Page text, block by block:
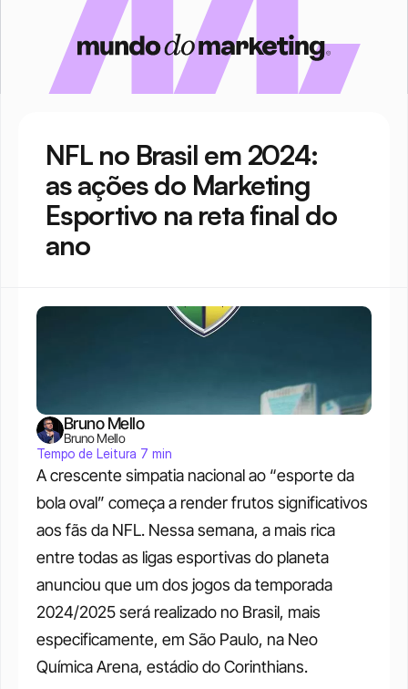
NFL no Brasil em 2024:
as ações do Marketing
Esportivo na reta final do
ano
A crescente simpatia nacional ao “esporte da
bola oval” começa a render frutos significativos
aos fãs da NFL. Nessa semana, a mais rica
entre todas as ligas esportivas do planeta
anunciou que um dos jogos da temporada
2024/2025 será realizado no Brasil, mais
especificamente, em São Paulo, na Neo
Química Arena, estádio do Corinthians.
Bruno Mello
Bruno Mello
Tempo de Leitura 7 min